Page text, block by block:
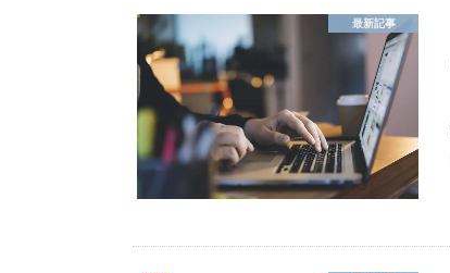
最新記事